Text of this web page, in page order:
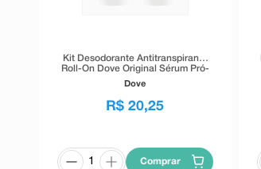
Kit Desodorante Antitranspirante
Roll-On Dove Original Sérum Pró-
Ceramidas 2 Unidades 50ml
Dove
R$ 20,25
Comprar